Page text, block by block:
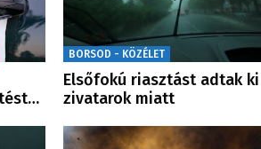
BORSOD - KÖZÉLET
Elsőfokú riasztást adtak ki
zivatarok miatt